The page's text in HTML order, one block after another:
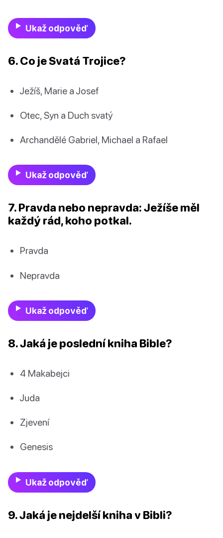
Ukaž odpověď
6. Co je Svatá Trojice?
Ježíš, Marie a Josef
Otec, Syn a Duch svatý
Archandělé Gabriel, Michael a Rafael
Ukaž odpověď
7. Pravda nebo nepravda: Ježíše měl
každý rád, koho potkal.
Pravda
Nepravda
Ukaž odpověď
8. Jaká je poslední kniha Bible?
4 Makabejci
Juda
Zjevení
Genesis
Ukaž odpověď
9. Jaká je nejdelší kniha v Bibli?